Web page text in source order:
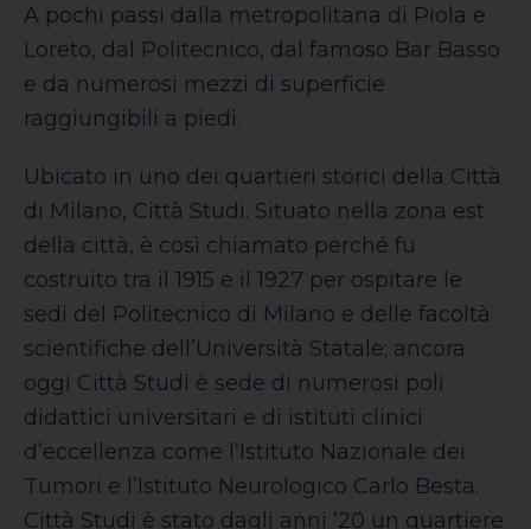
A pochi passi dalla metropolitana di Piola e
Loreto, dal Politecnico, dal famoso Bar Basso
e da numerosi mezzi di superficie
raggiungibili a piedi.
Ubicato in uno dei quartieri storici della Città
di Milano, Città Studi. Situato nella zona est
della città, è così chiamato perché fu
costruito tra il 1915 e il 1927 per ospitare le
sedi del Politecnico di Milano e delle facoltà
scientifiche dell’Università Statale; ancora
oggi Città Studi è sede di numerosi poli
didattici universitari e di istituti clinici
d’eccellenza come l’Istituto Nazionale dei
Tumori e l’Istituto Neurologico Carlo Besta.
Città Studi è stato dagli anni ’20 un quartiere